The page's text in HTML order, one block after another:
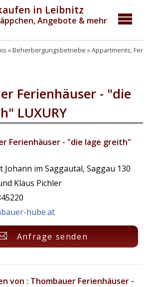
in Leibnitz
Angebote & mehr
Beherbergungsbetriebe Appartments,
Ferienhäuser - "die
LUXURY
Ferienhäuser - "die lage greith"
Johann im Saggautal,Saggau 130
Klaus Pichler
hube.at
Anfrage senden
von : Thombauer Ferienhäuser -